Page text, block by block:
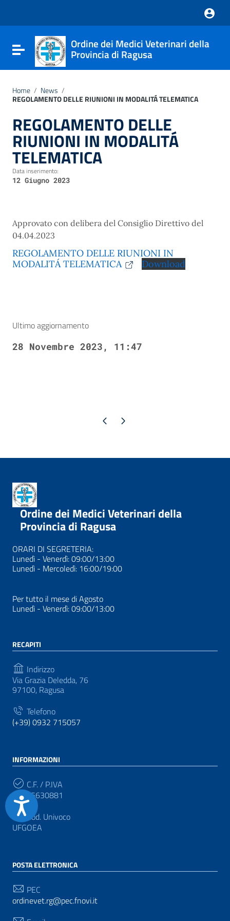
sito
include
di
Accessibilità
Vai al footer
Attiva / disattiva la navigazione
Ordine dei Medici Veterinari della
Provincia di Ragusa
Home / News /
REGOLAMENTO DELLE RIUNIONI IN MODALITÁ TELEMATICA
REGOLAMENTO DELLE
RIUNIONI IN MODALITÁ
TELEMATICA
Data inserimento:
12 Giugno 2023
Approvato con delibera del Consiglio Direttivo del
04.04.2023
REGOLAMENTO DELLE RIUNIONI IN
MODALITÁ TELEMATICA
Download
Ultimo aggiornamento
28 Novembre 2023, 11:47
Pagina precedente
Pagina successiva
Ordine dei Medici Veterinari della
Provincia di Ragusa
ORARI DI SEGRETERIA:
Lunedì - Venerdì: 09:00/13:00
Lunedì - Mercoledì: 16:00/19:00
Per tutto il mese di Agosto
Lunedì - Venerdì: 09:00/13:00
RECAPITI
Indirizzo
Via Grazia Deledda, 76
97100, Ragusa
Telefono
(+39) 0932 715057
INFORMAZIONI
C.F. / P.IVA
92005630881
Cod. Univoco
UFGOEA
POSTA ELETTRONICA
PEC
ordinevet.rg@pec.fnovi.it